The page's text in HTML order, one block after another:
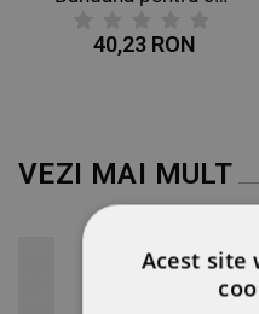
40,23 RON
VEZI MAI MULT
Acest site